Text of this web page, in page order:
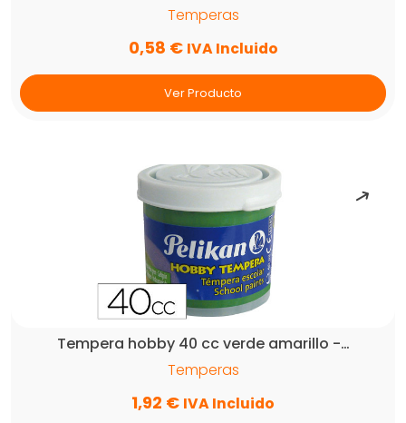
Temperas
0,58 € IVA Incluido
Ver Producto
Tempera hobby 40 cc verde amarillo -…
Temperas
1,92 € IVA Incluido